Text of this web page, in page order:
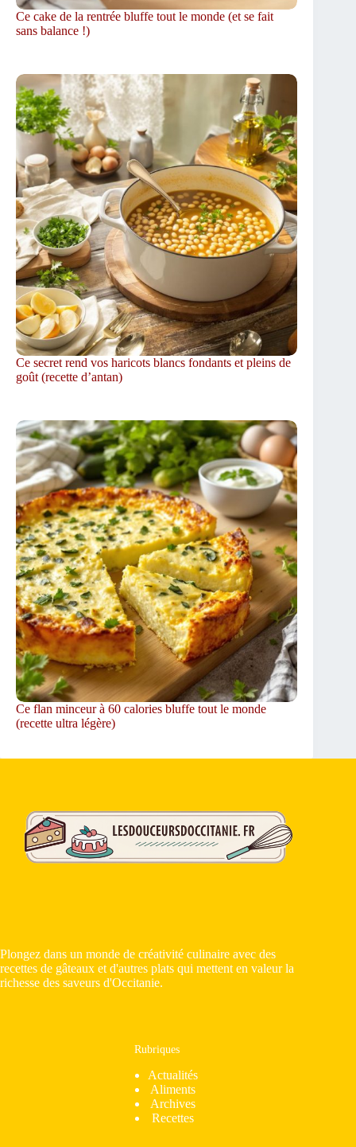
Ce cake de la rentrée bluffe tout le monde (et se fait
sans balance !)
Ce secret rend vos haricots blancs fondants et pleins de
goût (recette d’antan)
Ce flan minceur à 60 calories bluffe tout le monde
(recette ultra légère)
Plongez dans un monde de créativité culinaire avec des
recettes de gâteaux et d'autres plats qui mettent en valeur la
richesse des saveurs d'Occitanie.
Rubriques
Actualités
Aliments
Archives
Recettes